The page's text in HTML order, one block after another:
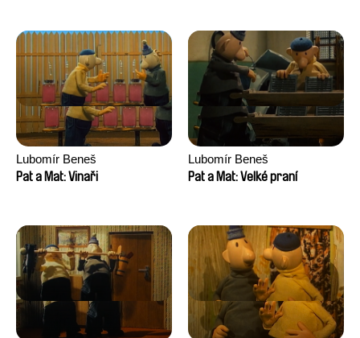
Lubomír Beneš
Pat a Mat: Vinaři
Lubomír Beneš
Pat a Mat: Velké praní